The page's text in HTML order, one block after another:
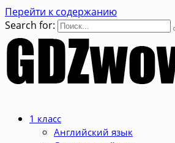
Перейти к содержанию
Search for:
1 класс
Английский язык